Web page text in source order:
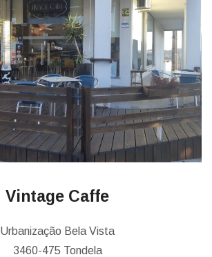
Vintage Caffe
Urbanização Bela Vista
3460-475 Tondela